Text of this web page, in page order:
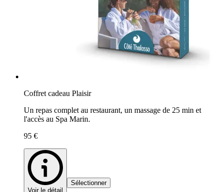
Coffret cadeau Plaisir
Un repas complet au restaurant, un massage de 25 min et
l'accès au Spa Marin.
95 €
Voir le détail
Sélectionner